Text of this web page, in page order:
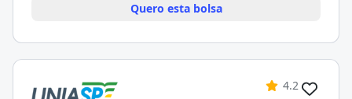
Quero esta bolsa
4.2